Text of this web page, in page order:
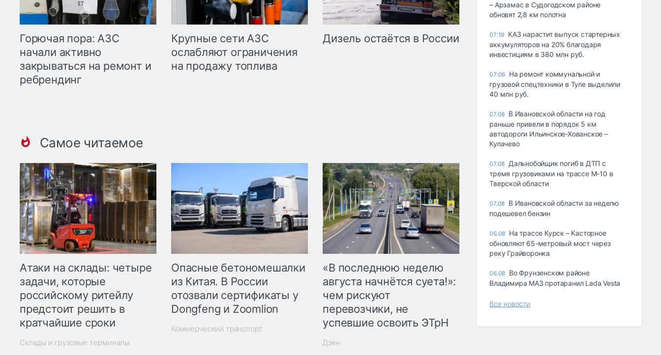
Горючая пора: АЗС
начали активно
закрываться на ремонт и
ребрендинг
Крупные сети АЗС
ослабляют ограничения
на продажу топлива
Дизель остаётся в России
Самое читаемое
Атаки на склады: четыре
задачи, которые
российскому ритейлу
предстоит решить в
кратчайшие сроки
Склады и грузовые терминалы
Опасные бетономешалки
из Китая. В России
отозвали сертификаты у
Dongfeng и Zoomlion
Коммерческий транспорт
«В последнюю неделю
августа начнётся суета!»:
чем рискуют
перевозчики, не
успевшие освоить ЭТрН
Дзен
– Арзамас в Судогодском районе
обновят 2,8 км полотна
07:19 КАЗ нарастит выпуск стартерных
аккумуляторов на 20% благодаря
инвестициям в 380 млн руб.
07:06 На ремонт коммунальной и
грузовой спецтехники в Туле выделили
40 млн руб.
07.08 В Ивановской области на год
раньше привели в порядок 5 км
автодороги Ильинское-Хованское –
Кулачево
07.08 Дальнобойщик погиб в ДТП с
тремя грузовиками на трассе М-10 в
Тверской области
07.08 В Ивановской области за неделю
подешевел бензин
06.08 На трассе Курск – Касторное
обновляют 65-метровый мост через
реку Грайворонка
06.08 Во Фрунзенском районе
Владимира МАЗ протаранил Lada Vesta
Все новости